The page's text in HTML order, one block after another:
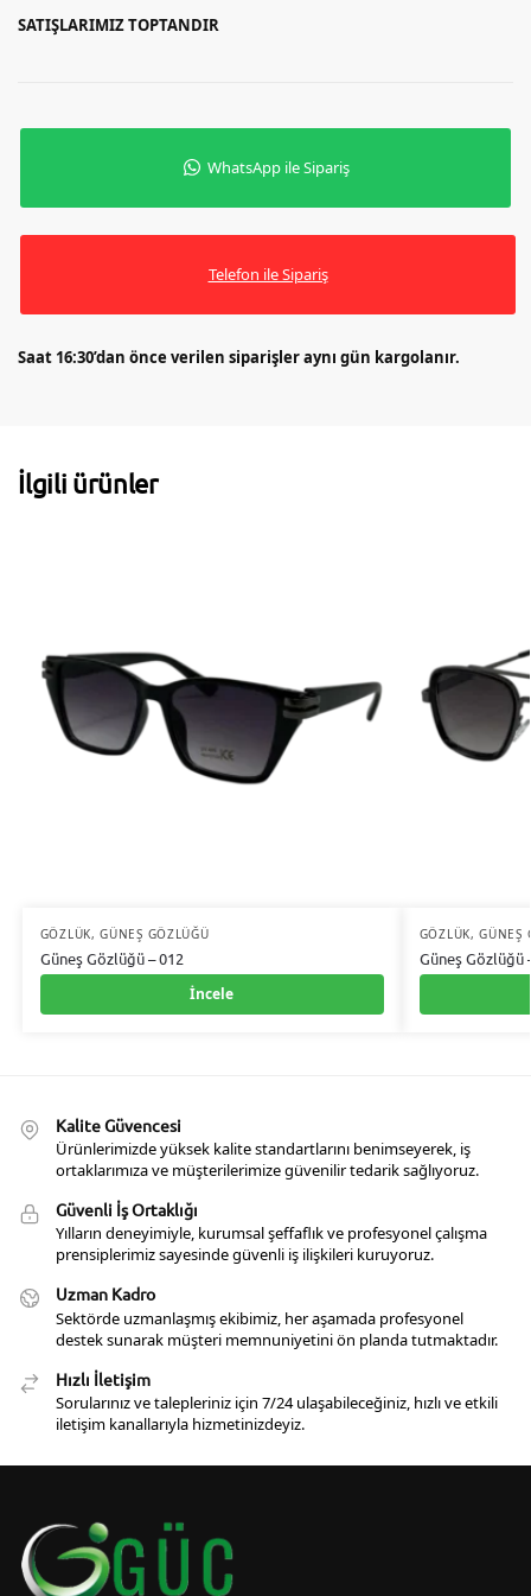
SATIŞLARIMIZ TOPTANDIR
WhatsApp ile Sipariş
Telefon ile Sipariş
Saat 16:30’dan önce verilen siparişler aynı gün kargolanır.
İlgili ürünler
GÖZLÜK,GÜNEŞ GÖZLÜĞÜ
Güneş Gözlüğü – 012
İncele
GÖZLÜK,GÜNEŞ
Güneş Gözlüğü
Kalite Güvencesi
Ürünlerimizde yüksek kalite standartlarını benimseyerek, iş
ortaklarımıza ve müşterilerimize güvenilir tedarik sağlıyoruz.
Güvenli İş Ortaklığı
Yılların deneyimiyle, kurumsal şeffaflık ve profesyonel çalışma
prensiplerimiz sayesinde güvenli iş ilişkileri kuruyoruz.
Uzman Kadro
Sektörde uzmanlaşmış ekibimiz, her aşamada profesyonel
destek sunarak müşteri memnuniyetini ön planda tutmaktadır.
Hızlı İletişim
Sorularınız ve talepleriniz için 7/24 ulaşabileceğiniz, hızlı ve etkili
iletişim kanallarıyla hizmetinizdeyiz.